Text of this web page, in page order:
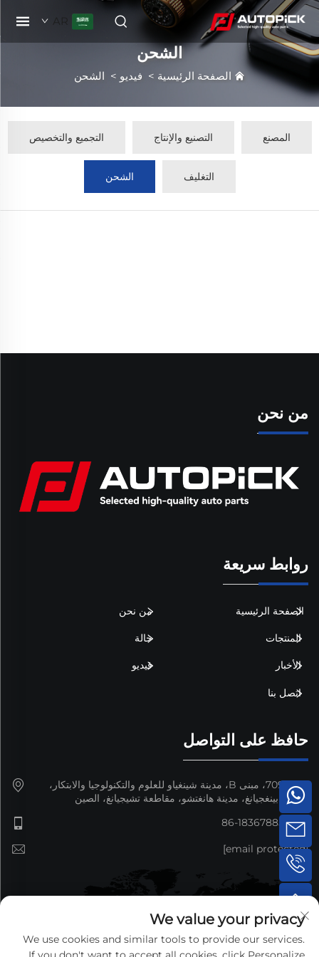
AR
الشحن
الصفحة الرئيسية > فيديو > الشحن
المصنع التصنيع والإنتاج التجميع والتخصيص
التغليف الشحن
من نحن
روابط سريعة
الصفحة الرئيسية من نحن
المنتجات حالة
الأخبار فيديو
اتصل بنا
حافظ على التواصل
غرفة 709، مبنى B، مدينة شينغياو للعلوم والتكنولوجيا والابتكار،
منطقة بينغجيانغ، مدينة هانغتشو، مقاطعة تشيجيانغ، الصين
+86-18367885692
[email protected]
We value your privacy
We use cookies and similar tools to provide our services.